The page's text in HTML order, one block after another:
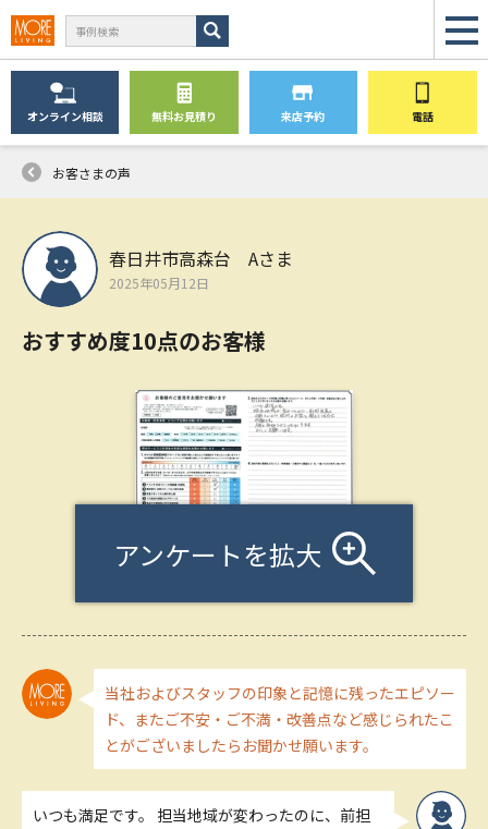
オンライン相談 無料お見積り 来店予約 電話
お客さまの声
春日井市高森台 Aさま
2025年05月12日
おすすめ度10点のお客様
アンケートを拡大
当社およびスタッフの印象と記憶に残ったエピソー
ド、またご不安・ご不満・改善点など感じられたこ
とがございましたらお聞かせ願います。
いつも満足です。 担当地域が変わったのに、前担